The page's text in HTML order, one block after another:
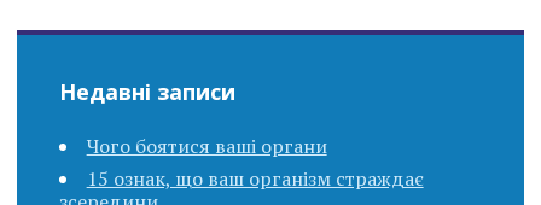
Недавні записи
Чого боятися ваші органи
15 ознак, що ваш організм страждає